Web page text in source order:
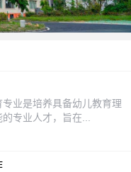
业是培养具备幼儿教育理
专业人才，旨在...